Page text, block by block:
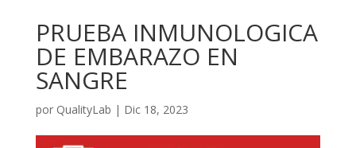
PRUEBA INMUNOLOGICA
DE EMBARAZO EN
SANGRE
por QualityLab | Dic 18, 2023